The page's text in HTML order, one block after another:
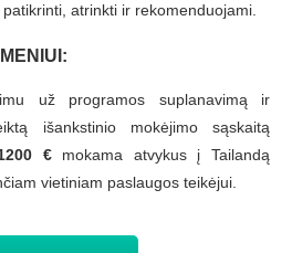
atrinkti ir rekomenduojami.
už programos suplanavimą ir
išankstinio mokėjimo sąskaitą
€mokama atvykus į Tailandą
vietiniam paslaugos teikėjui.